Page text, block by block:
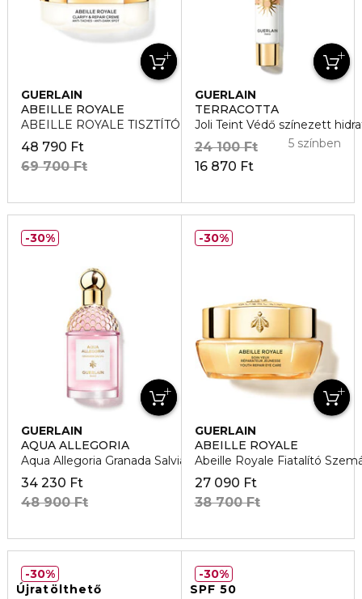
GUERLAIN
ABEILLE ROYALE
ABEILLE ROYALE TISZTÍTÓ ÉS REGENERÁLÓ KRÉM
48 790 Ft
69 700 Ft
GUERLAIN
TERRACOTTA
Joli Teint Védő színezett
16 870 Ft
24 100 Ft 5 színben
GUERLAIN
AQUA ALLEGORIA
Aqua Allegoria Granada Salvia Eau de Toilette
34 230 Ft
48 900 Ft
30%
GUERLAIN
ABEILLE ROYALE
Abeille Royale Fiatalító
27 090 Ft
38 700 Ft
30%
Újratölthető
30%
SPF 50
30%